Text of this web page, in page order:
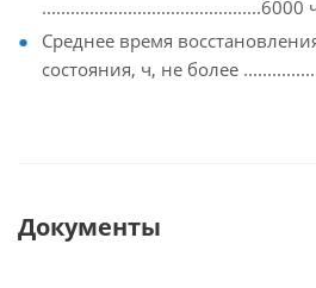
..............................................6000
Среднее время
состояния, ч, не более
Документы